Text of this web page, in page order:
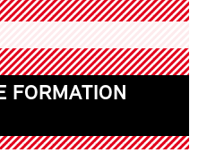
FORMATION